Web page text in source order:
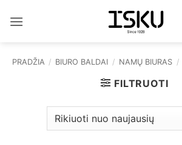
PRADŽIA / BIURO BALDAI / NAMŲ BIURAS /
FILTRUOTI